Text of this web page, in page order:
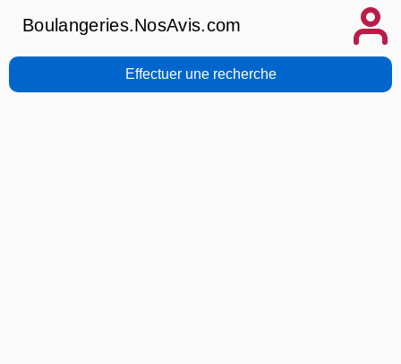
Boulangeries.NosAvis.com
Effectuer une recherche